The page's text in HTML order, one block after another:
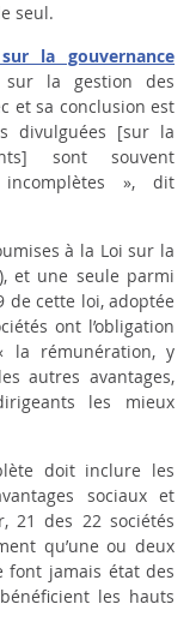
seul.
la gouvernance
sur la gestion des
et sa conclusion est
divulguées [sur la
sont souvent
», dit
à la Loi sur la
et une seule parmi
de cette loi, adoptée
ont l’obligation
la rémunération, y
autres avantages,
les mieux
doit inclure les
sociaux et
21 des 22 sociétés
qu’une ou deux
font jamais état des
les hauts